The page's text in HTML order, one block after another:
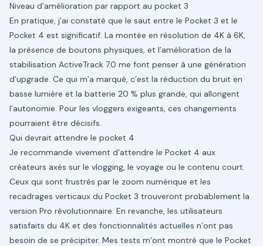
Niveau d’amélioration par rapport au pocket 3
En pratique, j’ai constaté que le saut entre le Pocket 3 et le
Pocket 4 est significatif. La montée en résolution de 4K à 6K,
la présence de boutons physiques, et l’amélioration de la
stabilisation ActiveTrack 7.0 me font penser à une génération
d’upgrade. Ce qui m’a marqué, c’est la réduction du bruit en
basse lumière et la batterie 20 % plus grande, qui allongent
l’autonomie. Pour les vloggers exigeants, ces changements
pourraient être décisifs.
Qui devrait attendre le pocket 4
Je recommande vivement d’attendre le Pocket 4 aux
créateurs axés sur le vlogging, le voyage ou le contenu court.
Ceux qui sont frustrés par le zoom numérique et les
recadrages verticaux du Pocket 3 trouveront probablement la
version Pro révolutionnaire. En revanche, les utilisateurs
satisfaits du 4K et des fonctionnalités actuelles n’ont pas
besoin de se précipiter. Mes tests m’ont montré que le Pocket